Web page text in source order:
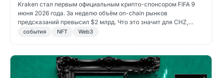
Kraken стал первым официальным крипто-спонсором FIFA 9
июня 2026 года. За неделю объём on-chain рынков
предсказаний превысил $2 млрд. Что это значит для CHZ,…
события NFT Web3